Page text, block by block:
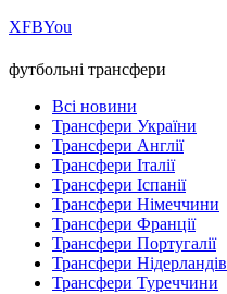
ХFBYou
футбольні трансфери
Всі новини
Трансфери України
Трансфери Англії
Трансфери Італії
Трансфери Іспанії
Трансфери Німеччини
Трансфери Франції
Трансфери Португалії
Трансфери Нідерландів
Трансфери Туреччини